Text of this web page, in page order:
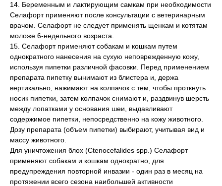
14. Беременным и лактирующим самкам при необходимости
Селафорт применяют после консультации с ветеринарным
врачом. Селафорт не следует применять щенкам и котятам
моложе 6-недельного возраста.
15. Селафорт применяют собакам и кошкам путем
однократного нанесения на сухую неповрежденную кожу,
используя пипетки различной фасовки. Перед применением
препарата пипетку вынимают из блистера и, держа
вертикально, нажимают на колпачок с тем, чтобы проткнуть
носик пипетки, затем колпачок снимают и, раздвинув шерсть
между лопатками у основания шеи, выдавливают
содержимое пипетки, непосредственно на кожу животного.
Дозу препарата (объем пипетки) выбирают, учитывая вид и
массу животного.
Для уничтожения блох (Ctenocefalides spp.) Селафорт
применяют собакам и кошкам однократно, для
предупреждения повторной инвазии - один раз в месяц на
протяжении всего сезона наибольшей активности